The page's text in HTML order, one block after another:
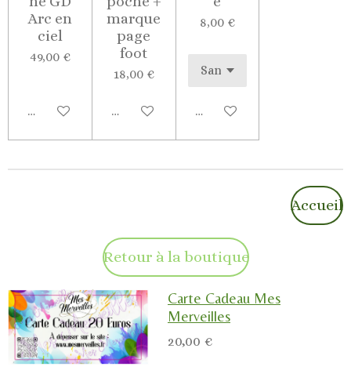
Arc en
ciel
49,00 €
M'avertir si disponible
marque
page
foot
18,00 €
Ajouter au panier
8,00 €
Voir les détails
Accueil
Retour à la boutique
Carte Cadeau Mes
Merveilles
20,00 €